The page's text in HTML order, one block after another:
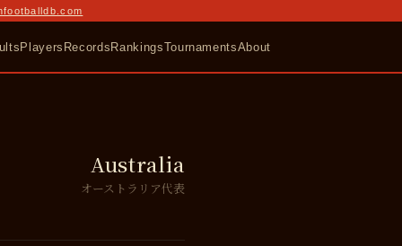
Players RecordsRankingsTournamentsAbout
Australia
オーストラリア代表